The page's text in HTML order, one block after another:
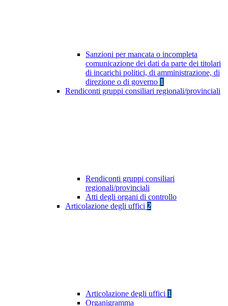
Sanzioni per mancata o incompleta
comunicazione dei dati da parte dei titolari
di incarichi politici, di amministrazione, di
direzione o di governo 1
Rendiconti gruppi consiliari regionali/provinciali
Rendiconti gruppi consiliari
regionali/provinciali
Atti degli organi di controllo
Articolazione degli uffici 2
Articolazione degli uffici 1
Organigramma